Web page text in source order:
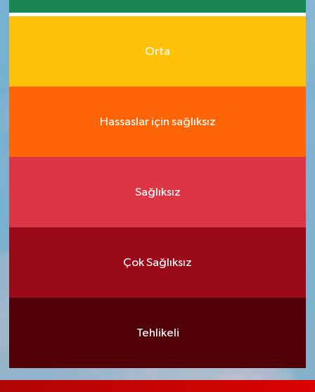
Orta
Hassaslar için sağlıksız
Sağlıksız
Çok Sağlıksız
Tehlikeli